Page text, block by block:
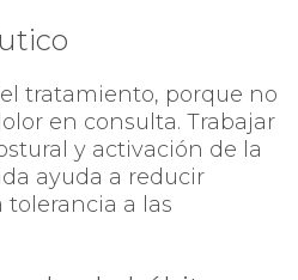
tratamiento, porque no
en consulta. Trabajar
y activación de la
ayuda a reducir
tolerancia a las